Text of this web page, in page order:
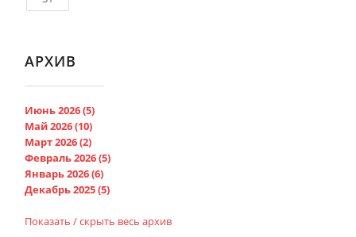
АРХИВ
Июнь 2026 (5)
Май 2026 (10)
Март 2026 (2)
Февраль 2026 (5)
Январь 2026 (6)
Декабрь 2025 (5)
Показать / скрыть весь архив